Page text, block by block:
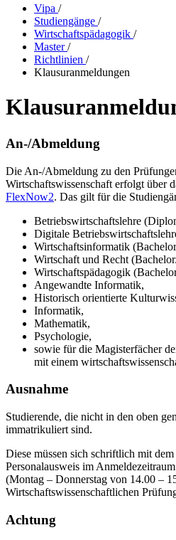
Vipa /
Studiengänge /
Wirtschaftspädagogik /
Master/
Richtlinien /
Klausuranmeldungen
An-/Abmeldung
Die An-/Abmeldung zu den
Wirtschaftswissenschaft erfolgt über
FlexNow2. Das gilt für die
Betriebswirtschaftslehre
Digitale
Wirtschaftsinformatik
Wirtschaft und Recht
Wirtschaftspädagogik
Angewandte Informatik,
Historisch orientierte
Informatik,
Mathematik,
Psychologie,
sowie für die Magisterfächer
mit einem
Ausnahme
Studierende, die nicht in den oben
immatrikuliert sind.
Diese müssen sich schriftlich mit
Personalausweis im
(Montag – Donnerstag von 14.00 –
Wirtschaftswissenschaftlichen
Achtung